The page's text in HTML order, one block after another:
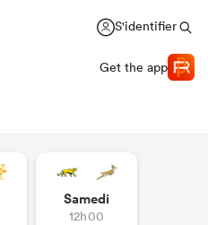
S'identifier
Get the app
Samedi
12h00